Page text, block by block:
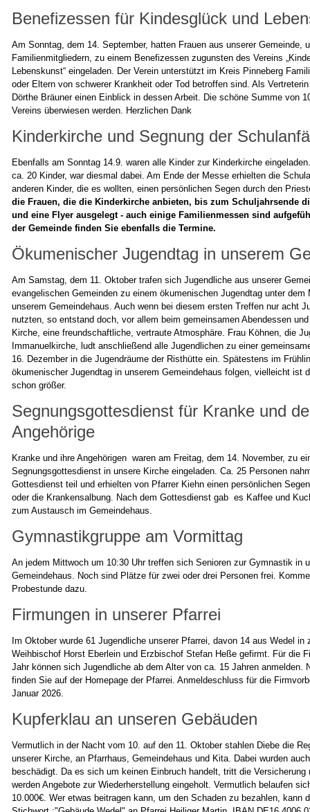
Benefizessen für Kindesglück und
Am Sonntag, dem 14. September, hatten Frauen aus unserer Gemeinde,
Familienmitgliedern, zu einem Benefizessen zugunsten des Vereins
Lebenskunst“ eingeladen. Der Verein unterstützt im Kreis Pinneberg
oder Eltern von schwerer Krankheit oder Tod betroffen sind. Als
Dörthe Bräuner einen Einblick in dessen Arbeit. Die schöne Summe von
Vereins überwiesen werden. Herzlichen Dank
Kinderkirche und Segnung der
Ebenfalls am Sonntag 14.9. waren alle Kinder zur Kinderkirche
ca. 20 Kinder, war diesmal dabei. Am Ende der Messe erhielten die
anderen Kinder, die es wollten, einen persönlichen Segen durch den
die Frauen, die die Kinderkirche anbieten, bis zum Schuljahrsende
und eine Flyer ausgelegt - auch einige Familienmessen sind
der Gemeinde finden Sie ebenfalls die Termine.
Ökumenischer Jugendtag in unserem
Am Samstag, dem 11. Oktober trafen sich Jugendliche aus unserer
evangelischen Gemeinden zu einem ökumenischen Jugendtag unter dem
unserem Gemeindehaus. Auch wenn bei diesem ersten Treffen nur acht
nutzten, so entstand doch, vor allem beim gemeinsamen Abendessen
Kirche, eine freundschaftliche, vertraute Atmosphäre. Frau Köhnen, die
Immanuelkirche, ludt anschließend alle Jugendlichen zu einer
16. Dezember in die Jugendräume der Risthütte ein. Spätestens im
ökumenischer Jugendtag in unserem Gemeindehaus folgen, vielleicht ist
schon größer.
Segnungsgottesdienst für Kranke und
Angehörige
Kranke und ihre Angehörigen waren am Freitag, dem 14. November, zu
Segnungsgottesdienst in unsere Kirche eingeladen. Ca. 25 Personen
Gottesdienst teil und erhielten von Pfarrer Kiehn einen persönlichen
oder die Krankensalbung. Nach dem Gottesdienst gab es Kaffee und
zum Austausch im Gemeindehaus.
Gymnastikgruppe am Vormittag
An jedem Mittwoch um 10:30 Uhr treffen sich Senioren zur Gymnastik in
Gemeindehaus. Noch sind Plätze für zwei oder drei Personen frei.
Probestunde dazu.
Firmungen in unserer Pfarrei
Im Oktober wurde 61 Jugendliche unserer Pfarrei, davon 14 aus Wedel in
Weihbischof Horst Eberlein und Erzbischof Stefan Heße gefirmt. Für die
Jahr können sich Jugendliche ab dem Alter von ca. 15 Jahren anmelden.
finden Sie auf der Homepage der Pfarrei. Anmeldeschluss für die
Januar 2026.
Kupferklau an unseren Gebäuden
Vermutlich in der Nacht vom 10. auf den 11. Oktober stahlen Diebe die
unserer Kirche, an Pfarrhaus, Gemeindehaus und Kita. Dabei wurden
beschädigt. Da es sich um keinen Einbruch handelt, tritt die Versicherung
werden Angebote zur Wiederherstellung eingeholt. Vermutlich belaufen
10.000€. Wer etwas beitragen kann, um den Schaden zu bezahlen, kann